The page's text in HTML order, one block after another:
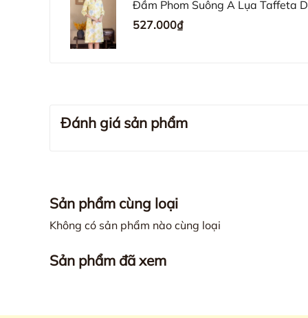
Đầm Phom Suông A Lụa Taffeta
D12142LW01
527.000₫
Đánh giá sản phẩm
Sản phẩm cùng loại
Không có sản phẩm nào cùng loại
Sản phẩm đã xem